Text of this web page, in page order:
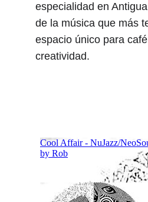
especialidad en
de la música que más
espacio único para
creatividad.